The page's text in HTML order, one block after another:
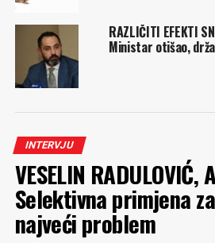
RAZLIČITI EFEKTI
Ministar otišao,
INTERVJU
VESELIN RADULOVIĆ,
Selektivna primjena
najveći problem